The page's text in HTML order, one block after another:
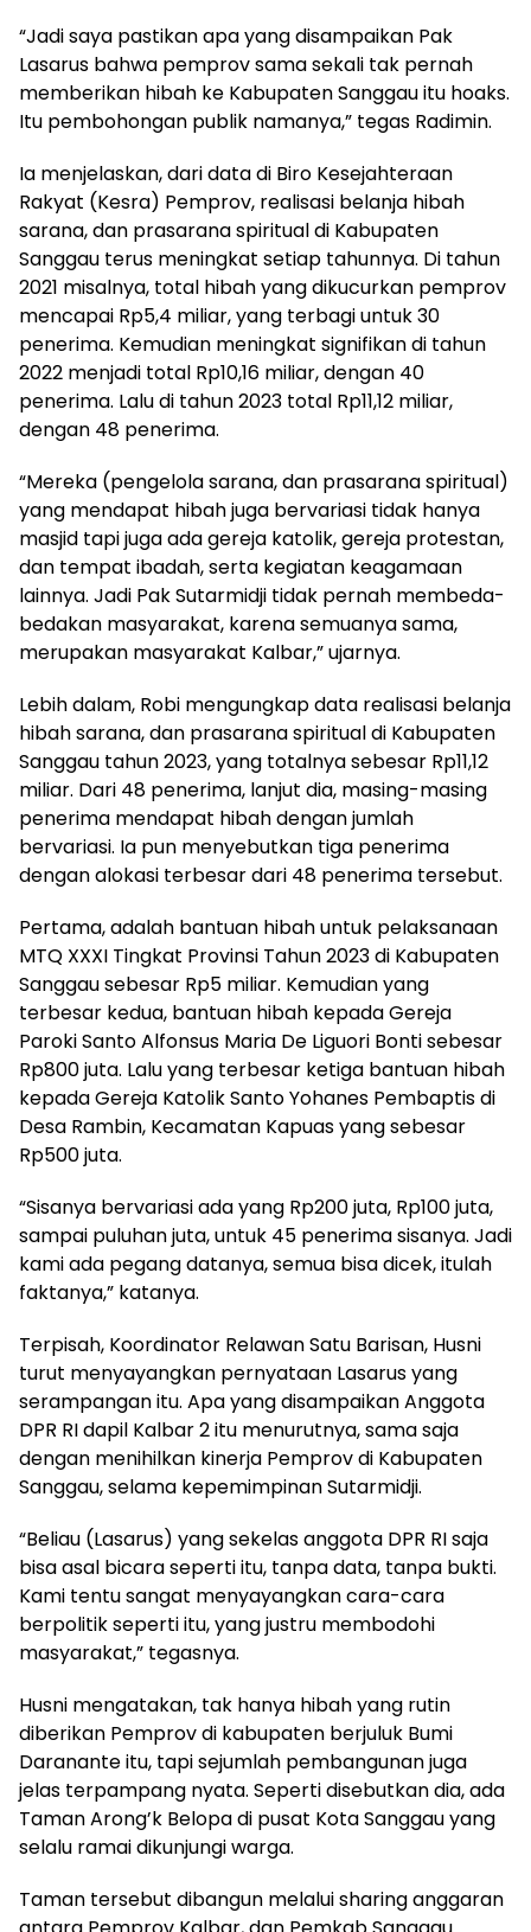
“Jadi saya pastikan apa yang disampaikan Pak
Lasarus bahwa pemprov sama sekali tak pernah
memberikan hibah ke Kabupaten Sanggau itu hoaks.
Itu pembohongan publik namanya,” tegas Radimin.
Ia menjelaskan, dari data di Biro Kesejahteraan
Rakyat (Kesra) Pemprov, realisasi belanja hibah
sarana, dan prasarana spiritual di Kabupaten
Sanggau terus meningkat setiap tahunnya. Di tahun
2021 misalnya, total hibah yang dikucurkan pemprov
mencapai Rp5,4 miliar, yang terbagi untuk 30
penerima. Kemudian meningkat signifikan di tahun
2022 menjadi total Rp10,16 miliar, dengan 40
penerima. Lalu di tahun 2023 total Rp11,12 miliar,
dengan 48 penerima.
“Mereka (pengelola sarana, dan prasarana spiritual)
yang mendapat hibah juga bervariasi tidak hanya
masjid tapi juga ada gereja katolik, gereja protestan,
dan tempat ibadah, serta kegiatan keagamaan
lainnya. Jadi Pak Sutarmidji tidak pernah membeda-
bedakan masyarakat, karena semuanya sama,
merupakan masyarakat Kalbar,” ujarnya.
Lebih dalam, Robi mengungkap data realisasi belanja
hibah sarana, dan prasarana spiritual di Kabupaten
Sanggau tahun 2023, yang totalnya sebesar Rp11,12
miliar. Dari 48 penerima, lanjut dia, masing-masing
penerima mendapat hibah dengan jumlah
bervariasi. Ia pun menyebutkan tiga penerima
dengan alokasi terbesar dari 48 penerima tersebut.
Pertama, adalah bantuan hibah untuk pelaksanaan
MTQ XXXI Tingkat Provinsi Tahun 2023 di Kabupaten
Sanggau sebesar Rp5 miliar. Kemudian yang
terbesar kedua, bantuan hibah kepada Gereja
Paroki Santo Alfonsus Maria De Liguori Bonti sebesar
Rp800 juta. Lalu yang terbesar ketiga bantuan hibah
kepada Gereja Katolik Santo Yohanes Pembaptis di
Desa Rambin, Kecamatan Kapuas yang sebesar
Rp500 juta.
“Sisanya bervariasi ada yang Rp200 juta, Rp100 juta,
sampai puluhan juta, untuk 45 penerima sisanya. Jadi
kami ada pegang datanya, semua bisa dicek, itulah
faktanya,” katanya.
Terpisah, Koordinator Relawan Satu Barisan, Husni
turut menyayangkan pernyataan Lasarus yang
serampangan itu. Apa yang disampaikan Anggota
DPR RI dapil Kalbar 2 itu menurutnya, sama saja
dengan menihilkan kinerja Pemprov di Kabupaten
Sanggau, selama kepemimpinan Sutarmidji.
“Beliau (Lasarus) yang sekelas anggota DPR RI saja
bisa asal bicara seperti itu, tanpa data, tanpa bukti.
Kami tentu sangat menyayangkan cara-cara
berpolitik seperti itu, yang justru membodohi
masyarakat,” tegasnya.
Husni mengatakan, tak hanya hibah yang rutin
diberikan Pemprov di kabupaten berjuluk Bumi
Daranante itu, tapi sejumlah pembangunan juga
jelas terpampang nyata. Seperti disebutkan dia, ada
Taman Arong’k Belopa di pusat Kota Sanggau yang
selalu ramai dikunjungi warga.
Taman tersebut dibangun melalui sharing anggaran